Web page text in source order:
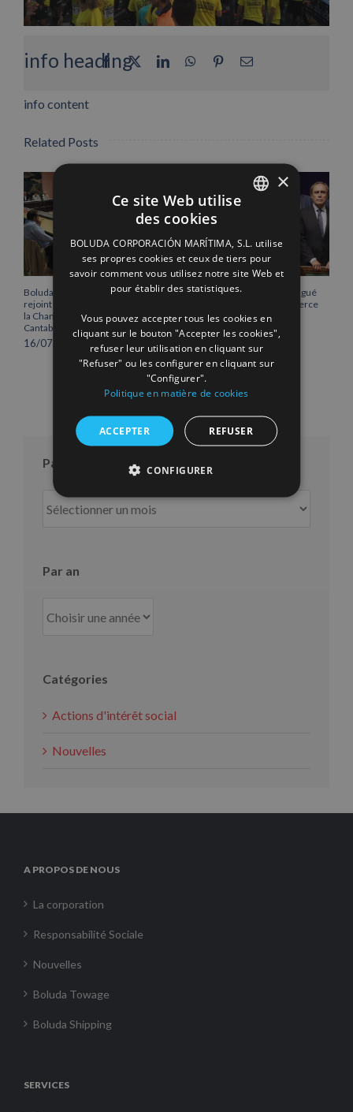
info heading
info content
Facebook LinkedInWhatsApp
PinterestEmail
Related Posts
Boluda Corporación Marítima
rejoint l’Assemblée plénière de
la Chambre de commerce de
Cantabrie
16/07/2026
Vicente Boluda Fos distingué
par la Chambre de commerce
de Séville.
12/06/2026
Par mois
Par
mois
Par an
Catégories
Actions d'intérêt social
Nouvelles
A PROPOS DE NOUS
La corporation
Responsabilité Sociale
Nouvelles
Boluda Towage
Boluda Shipping
SERVICES
ENGLISH
FRENCH
×
Ce site Web utilise
des cookies
BOLUDA CORPORACIÓN MARÍTIMA, S.L. utilise
ses propres cookies et ceux de tiers pour
savoir comment vous utilisez notre site Web et
pour établir des statistiques.
Vous pouvez accepter tous les cookies en
cliquant sur le bouton "Accepter les cookies",
refuser leur utilisation en cliquant sur
"Refuser" ou les configurer en cliquant sur
"Configurer".
Politique en matière de cookies
ACCEPTER REFUSER
CONFIGURER